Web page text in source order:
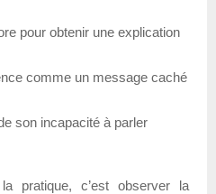
pour obtenir une explication
comme un message caché
son incapacité à parler
pratique, c’est observer la